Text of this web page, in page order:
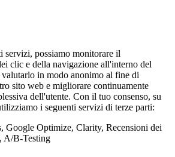
servizi, possiamo monitorare il
clic e della navigazione all'interno del
in modo anonimo al fine di
sito web e migliorare continuamente
dell'utente. Con il tuo consenso, su
i seguenti servizi di terze parti:
Google Optimize, Clarity, Recensioni dei
A/B-Testing